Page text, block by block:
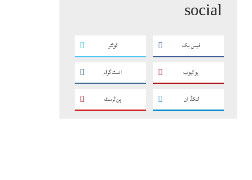
social
فیس بک ٹوئٹر
یو ٹیوب انسٹاگرام
لنکڈ ان پن ٹرسٹ